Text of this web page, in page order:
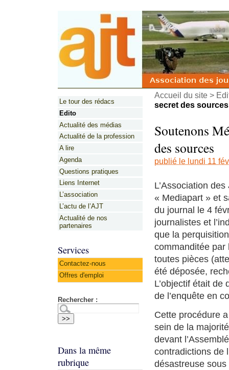
Accueil du site>
secret des sources
Soutenons
des sources
publié le lundi 11
L’Association
« Mediapart » et
du journal le 4
journalistes et
que la
commanditée par
toutes pièces
été déposée,
L’objectif était de
de l’enquête en
Cette procédure
sein de la
devant
contradictions de
désastreuse
Le tour des rédacs
Edito
Actualité des médias
Actualité de la profession
A lire
Agenda
Questions pratiques
Liens Internet
L’association
L’actu de l’AJT
Actualité de nos
partenaires
Services
Contactez-nous
Offres d'emploi
Rechercher :
Dans la même
rubrique